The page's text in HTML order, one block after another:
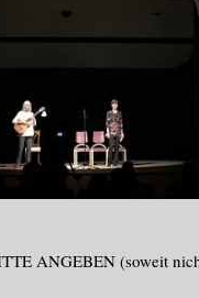
ANGEBEN (soweit